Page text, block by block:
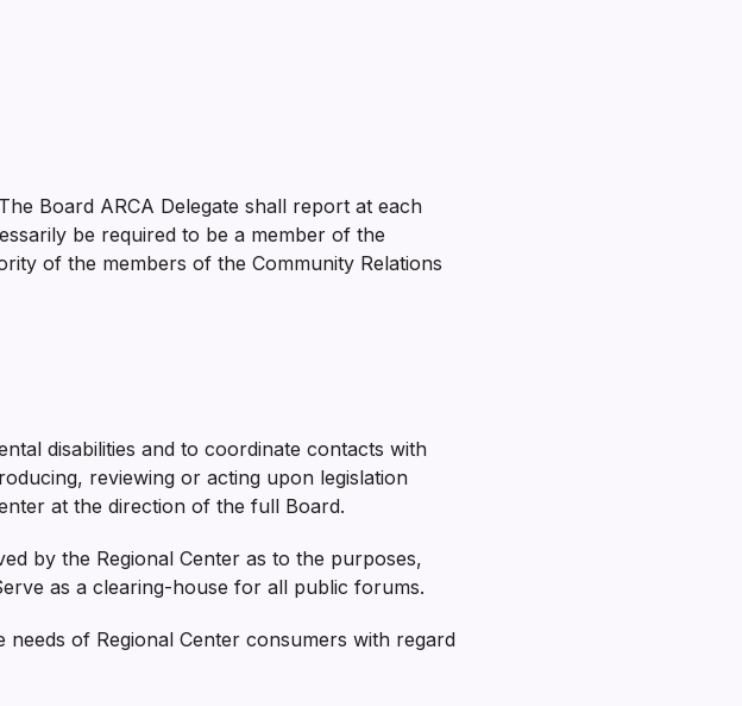
Board ARCA Delegate shall report at each
be required to be a member of the
of the members of the Community Relations
disabilities and to coordinate contacts with
reviewing or acting upon legislation
at the direction of the full Board.
by the Regional Center as to the purposes,
as a clearing-house for all public forums.
of Regional Center consumers with regard